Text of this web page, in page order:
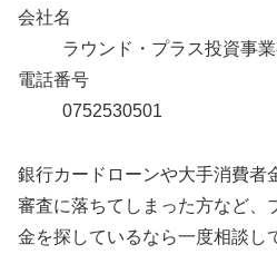
会社名
ラウンド・プラス投資事
電話番号
0752530501
銀行カードローンや大手消費者
審査に落ちてしまった方など、
金を探しているなら一度相談し